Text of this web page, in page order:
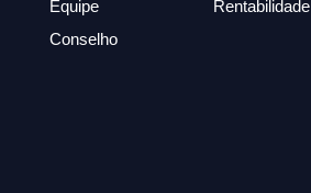
Equipe
Conselho
Rentabilidade